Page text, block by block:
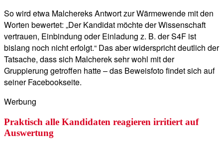
So wird etwa Malchereks Antwort zur Wärmewende mit den
Worten bewertet: „Der Kandidat möchte der Wissenschaft
vertrauen, Einbindung oder Einladung z. B. der S4F ist
bislang noch nicht erfolgt.“ Das aber widerspricht deutlich der
Tatsache, dass sich Malcherek sehr wohl mit der
Gruppierung getroffen hatte – das Beweisfoto findet sich auf
seiner Facebookseite.
Werbung
Praktisch alle Kandidaten reagieren irritiert auf
Auswertung